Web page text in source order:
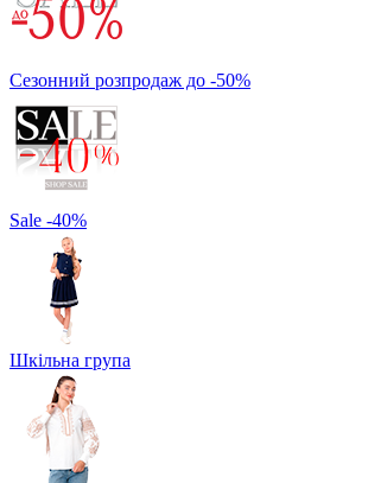
Сезонний розпродаж до -50%
Sale -40%
Шкільна група